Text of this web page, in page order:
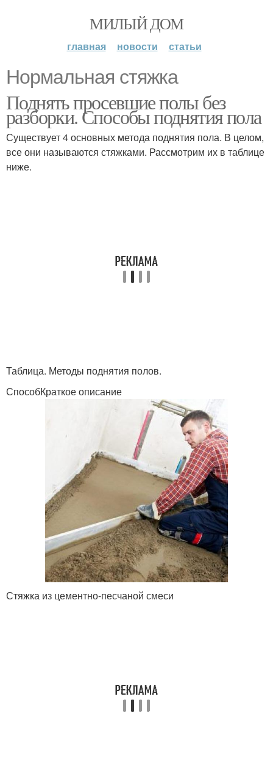
МИЛЫЙ ДОМ
главная новости статьи
Нормальная стяжка
Поднять просевшие полы без
разборки. Способы поднятия пола
Существует 4 основных метода поднятия пола. В целом,
все они называются стяжками. Рассмотрим их в таблице
ниже.
Таблица. Методы поднятия полов.
СпособКраткое описание
Стяжка из цементно-песчаной смеси